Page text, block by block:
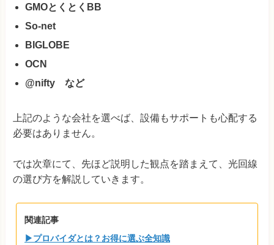
GMOとくとくBB
So-net
BIGLOBE
OCN
@nifty など
上記のような会社を選べば、設備もサポートも心配する
必要はありません。
では次章にて、先ほど説明した観点を踏まえて、光回線
の選び方を解説していきます。
関連記事
▶プロバイダとは？お得に選ぶ全知識